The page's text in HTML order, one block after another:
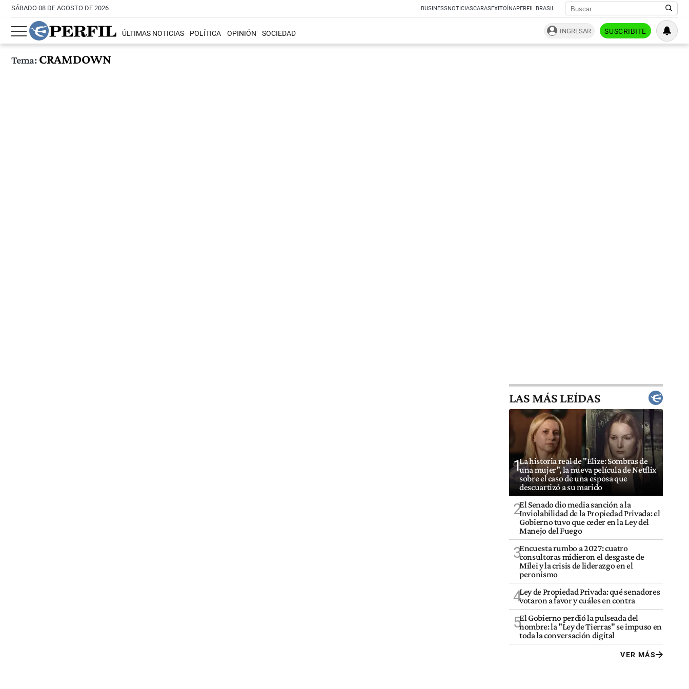
SÁBADO 08 DE AGOSTO DE 2026 BUSINESSNOTICIASCARASEXITOÍNAPERFIL BRASIL
ÚLTIMAS NOTICIAS POLÍTICA OPINIÓN SOCIEDAD INGRESAR SUSCRIBITE
Tema:CRAMDOWN
LAS MÁS LEÍDAS
1La historia real de "Elize: Sombras de
una mujer", la nueva película de Netflix
sobre el caso de una esposa que
descuartizó a su marido
2El Senado dio media sanción a la
Inviolabilidad de la Propiedad Privada: el
Gobierno tuvo que ceder en la Ley del
Manejo del Fuego
3Encuesta rumbo a 2027: cuatro
consultoras midieron el desgaste de
Milei y la crisis de liderazgo en el
peronismo
4Ley de Propiedad Privada: qué senadores
votaron a favor y cuáles en contra
5El Gobierno perdió la pulseada del
nombre: la "Ley de Tierras" se impuso en
toda la conversación digital
VER MÁS